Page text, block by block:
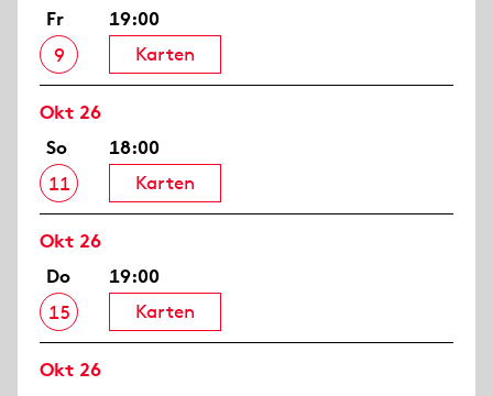
Fr
9
19:00
Karten
Okt 26
So
11
18:00
Karten
Okt 26
Do
15
19:00
Karten
Okt 26